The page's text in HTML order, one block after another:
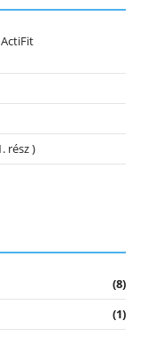
rész )
(8)
(1)